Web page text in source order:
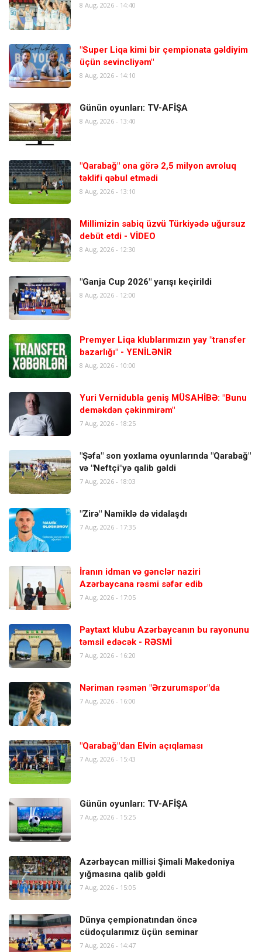
8 Aug, 2026 - 14:40
"Super Liqa kimi bir çempionata gəldiyim
üçün sevincliyəm"
8 Aug, 2026 - 14:10
Günün oyunları: TV-AFİŞA
8 Aug, 2026 - 13:40
"Qarabağ" ona görə 2,5 milyon avroluq
təklifi qəbul etmədi
8 Aug, 2026 - 13:10
Millimizin sabiq üzvü Türkiyədə uğursuz
debüt etdi - VİDEO
8 Aug, 2026 - 12:30
"Ganja Cup 2026" yarışı keçirildi
8 Aug, 2026 - 12:00
Premyer Liqa klublarımızın yay "transfer
bazarlığı" - YENİLƏNİR
8 Aug, 2026 - 10:00
Yuri Vernidubla geniş MÜSAHİBƏ: "Bunu
deməkdən çəkinmirəm"
7 Aug, 2026 - 18:25
"Şəfa" son yoxlama oyunlarında "Qarabağ"
və "Neftçi"yə qalib gəldi
7 Aug, 2026 - 18:03
"Zirə" Namiklə də vidalaşdı
7 Aug, 2026 - 17:35
İranın idman və gənclər naziri
Azərbaycana rəsmi səfər edib
7 Aug, 2026 - 17:05
Paytaxt klubu Azərbaycanın bu rayonunu
təmsil edəcək - RƏSMİ
7 Aug, 2026 - 16:20
Nəriman rəsmən "Ərzurumspor"da
7 Aug, 2026 - 16:00
"Qarabağ"dan Elvin açıqlaması
7 Aug, 2026 - 15:43
Günün oyunları: TV-AFİŞA
7 Aug, 2026 - 15:25
Azərbaycan millisi Şimali Makedoniya
yığmasına qalib gəldi
7 Aug, 2026 - 15:05
Dünya çempionatından öncə
cüdoçularımız üçün seminar
7 Aug, 2026 - 14:47